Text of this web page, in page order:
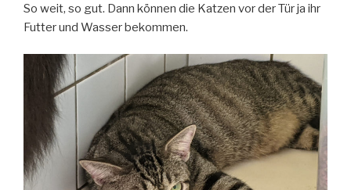
So weit, so gut. Dann können die Katzen vor der Tür ja ihr
Futter und Wasser bekommen.